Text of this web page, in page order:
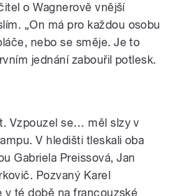
o Wagnerově vnější
„On má pro každou osobu
nebo se směje. Je to
jednání zabouřil potlesk.
Vzpouzel se… měl slzy v
V hledišti tleskali oba
Gabriela Preissová, Jan
Pozvaný Karel
v té době na francouzské